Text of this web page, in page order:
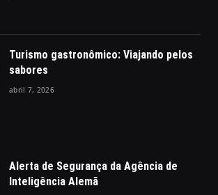
Turismo gastronômico: Viajando pelos
sabores
abril 7, 2026
Alerta de Segurança da Agência de
Inteligência Alemã